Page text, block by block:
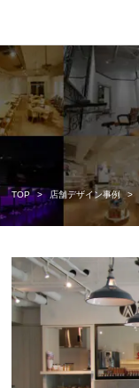
TOP 店舗デザイン事例